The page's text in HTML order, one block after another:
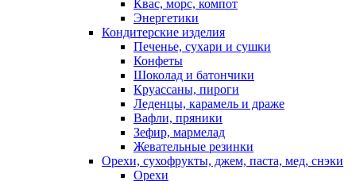
Квас, морс, компот
Энергетики
Кондитерские изделия
Печенье, сухари и сушки
Конфеты
Шоколад и батончики
Круассаны, пироги
Леденцы, карамель и драже
Вафли, пряники
Зефир, мармелад
Жевательные резинки
Орехи, сухофрукты, джем, паста, мед, снэки
Орехи